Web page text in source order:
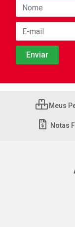
Meus
Notas